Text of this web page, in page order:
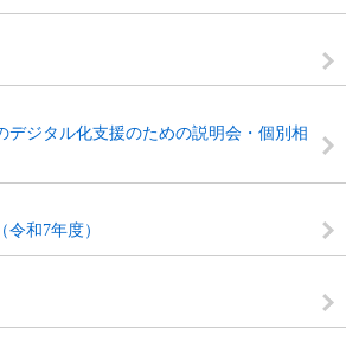
デジタル化支援のための説明会・個別相
和7年度）